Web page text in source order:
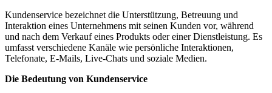
Kundenservice bezeichnet die Unterstützung, Betreuung und
Interaktion eines Unternehmens mit seinen Kunden vor, während
und nach dem Verkauf eines Produkts oder einer Dienstleistung. Es
umfasst verschiedene Kanäle wie persönliche Interaktionen,
Telefonate, E-Mails, Live-Chats und soziale Medien.
Die Bedeutung von Kundenservice